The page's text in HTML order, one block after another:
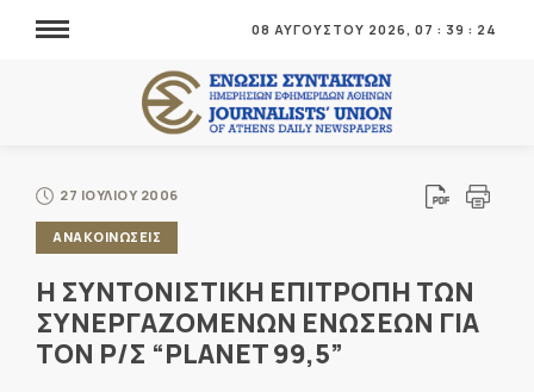
08 ΑΥΓΟΥΣΤΟΥ 2026, 07 : 39 : 24
27 ΙΟΥΛΙΟΥ 2006
ΑΝΑΚΟΙΝΩΣΕΙΣ
Η ΣΥΝΤΟΝΙΣΤΙΚΗ ΕΠΙΤΡΟΠΗ ΤΩΝ
ΣΥΝΕΡΓΑΖΟΜΕΝΩΝ ΕΝΩΣΕΩΝ ΓΙΑ
ΤΟΝ Ρ/Σ “PLANET 99,5”